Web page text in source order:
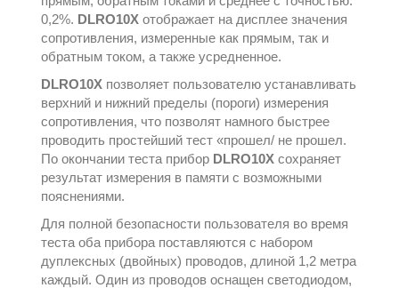
0,2%. DLRO10X отображает на дисплее значения
сопротивления, измеренные как прямым, так и
обратным током, а также усредненное.
DLRO10X позволяет пользователю устанавливать
верхний и нижний пределы (пороги) измерения
сопротивления, что позволят намного быстрее
проводить простейший тест «прошел/ не прошел.
По окончании теста прибор DLRO10X сохраняет
результат измерения в памяти с возможными
пояснениями.
Для полной безопасности пользователя во время
теста оба прибора поставляются с набором
дуплексных (двойных) проводов, длиной 1,2 метра
каждый. Один из проводов оснащен светодиодом,